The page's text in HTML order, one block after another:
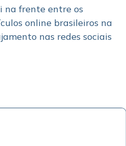
na frente entre os
online brasileiros na
nas redes sociais